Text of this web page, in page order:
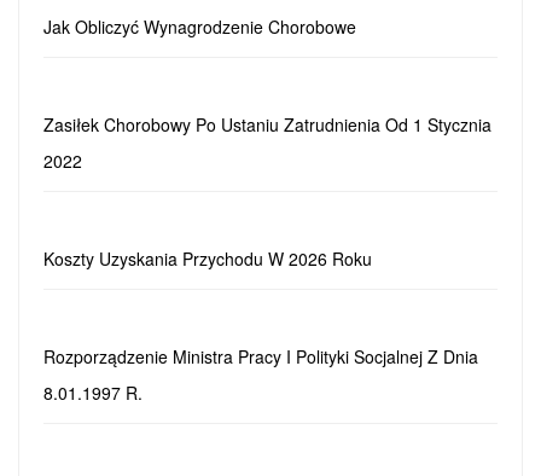
Jak Obliczyć Wynagrodzenie Chorobowe
Zasiłek Chorobowy Po Ustaniu Zatrudnienia Od 1 Stycznia
2022
Koszty Uzyskania Przychodu W 2026 Roku
Rozporządzenie Ministra Pracy I Polityki Socjalnej Z Dnia
8.01.1997 R.